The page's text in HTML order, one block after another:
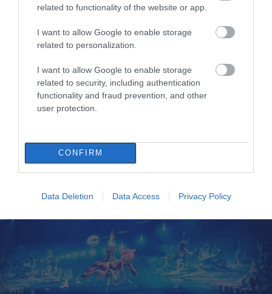
related to functionality of the website or app.
I want to allow Google to enable storage
related to personalization.
I want to allow Google to enable storage
related to security, including authentication
functionality and fraud prevention, and other
user protection.
CONFIRM
Data Deletion Data Access Privacy Policy
02.10.2025 | 10:45
Άννα Βίσση: Τόσα λεφτά έβγαλε από τις
συναυλίες στο Καλλιμάρμαρο
22.09.2025 | 22:20